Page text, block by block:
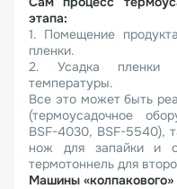
этапа:
1. Помещение
пленки.
2. Усадка пленки
температуры.
Все это может быть
(термоусадочное
BSF-4030, BSF-5540),
нож для запайки и
термотоннель для
Машины «колпакового»